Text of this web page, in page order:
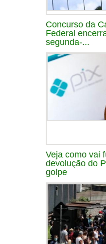
Concurso da
Federal
segunda-...
Veja como vai
devolução do
golpe